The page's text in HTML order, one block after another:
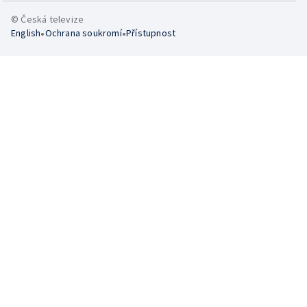
© Česká televize
English•Ochrana soukromí•Přístupnost